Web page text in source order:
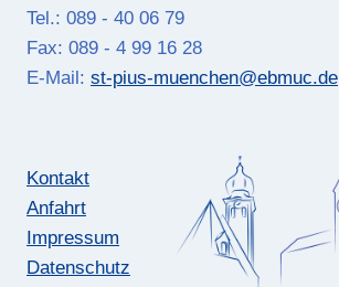
Tel.: 089 - 40 06 79
Fax: 089 - 4 99 16 28
E-Mail: st-pius-muenchen@ebmuc.de
Kontakt
Anfahrt
Impressum
Datenschutz